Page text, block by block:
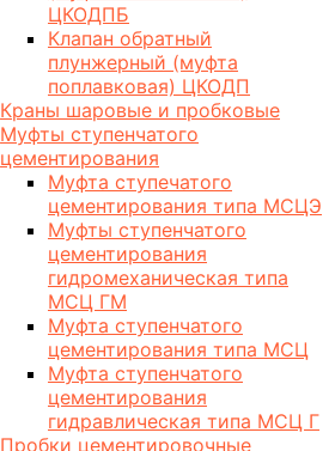
ЦКОДПБ
Клапан обратный
плунжерный (муфта
поплавковая) ЦКОДП
Краны шаровые и пробковые
Муфты ступенчатого
цементирования
Муфта ступечатого
цементирования типа МСЦЭ
Муфты ступенчатого
цементирования
гидромеханическая типа
МСЦ ГМ
Муфта ступенчатого
цементирования типа МСЦ
Муфта ступенчатого
цементирования
гидравлическая типа МСЦ Г
Пробки цементировочные